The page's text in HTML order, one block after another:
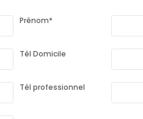
Prénom*
Tél Domicile
Tél professionnel